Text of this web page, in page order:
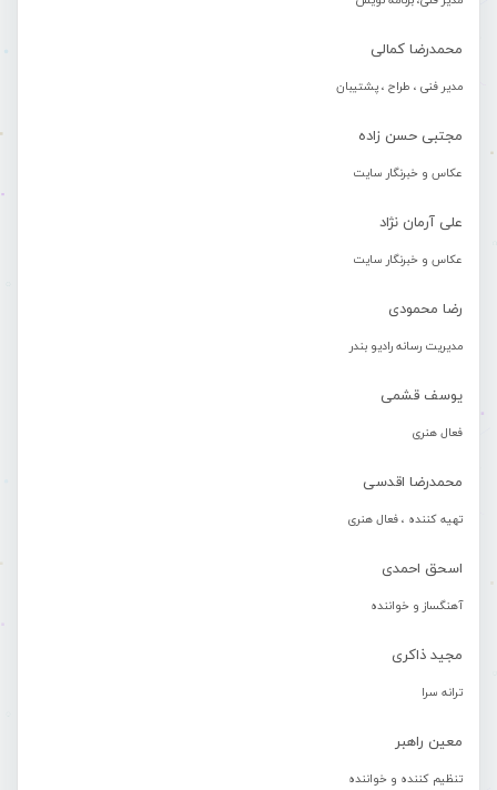
محمدرضا کمالی
مدیر فنی ، طراح ، پشتیبان
مجتبی حسن زاده
عکاس و خبرنگار سایت
علی آرمان نژاد
عکاس و خبرنگار سایت
رضا محمودی
مدیریت رسانه رادیو بندر
یوسف قشمی
فعال هنری
محمدرضا اقدسی
تهیه کننده ، فعال هنری
اسحق احمدی
آهنگساز و خواننده
مجید ذاکری
ترانه سرا
معین راهبر
تنظیم کننده و خواننده